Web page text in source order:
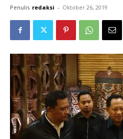
Penulis redaksi - Oktober 26, 2019